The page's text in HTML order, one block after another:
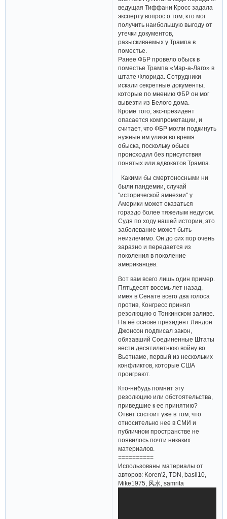
ведущая Тиффани Кросс задала
эксперту вопрос о том, кто мог
получить наибольшую выгоду от
утечки документов,
разыскиваемых у Трампа в
поместье.
Ранее ФБР провело обыск в
поместье Трампа «Мар-а-Лаго» в
штате Флорида. Сотрудники
искали секретные документы,
которые по мнению ФБР он мог
вывезти из Белого дома.
Кроме того, экс-президент
опасается компрометации, и
считает, что ФБР могли подкинуть
нужные им улики во время
обыска, поскольку обыск
происходил без присутствия
понятых или адвокатов Трампа.
Какими бы смертоносными ни
были пандемии, случай
"исторической амнезии" у
Америки может оказаться
гораздо более тяжелым недугом.
Судя по ходу нашей истории, это
заболевание может быть
неизлечимо. Он до сих пор очень
заразно и передается из
поколения в поколение
американцев.
Вот вам всего лишь один пример.
Пятьдесят восемь лет назад,
имея в Сенате всего два голоса
против, Конгресс принял
резолюцию о Тонкинском заливе.
На её основе президент Линдон
Джонсон подписал закон,
обязавший Соединенные Штаты
вести десятилетнюю войну во
Вьетнаме, первый из нескольких
конфликтов, которые США
проиграют.
Кто-нибудь помнит эту
резолюцию или обстоятельства,
приведшие к ее принятию?
Ответ состоит уже в том, что
относительно нее в СМИ и
публичном пространстве не
появилось почти никаких
материалов.
==========
Использованы материалы от
авторов: Koren'2, TDN, basil10,
Mike1975, 风水, samrita